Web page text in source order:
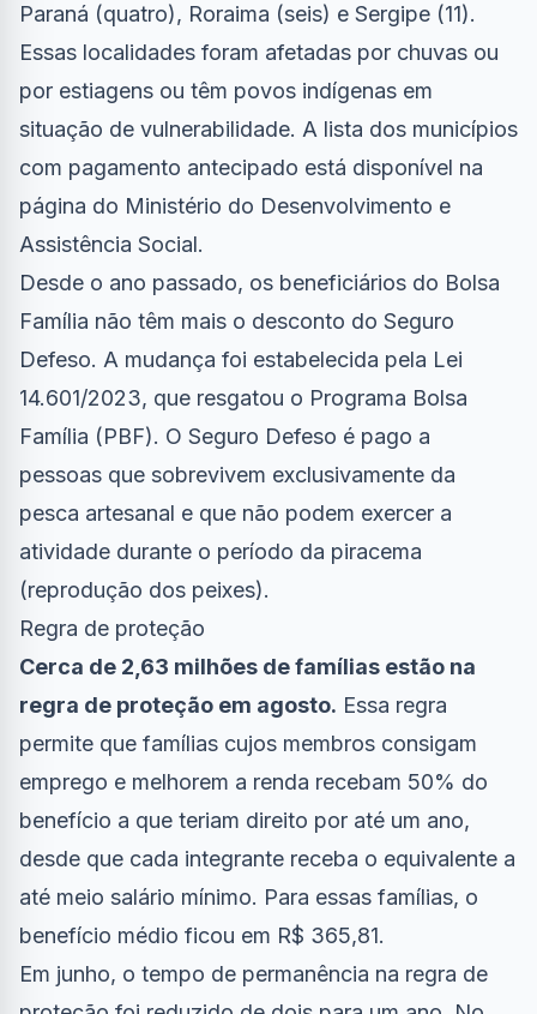
Paraná (quatro), Roraima (seis) e Sergipe (11).
Essas localidades foram afetadas por chuvas ou
por estiagens ou têm povos indígenas em
situação de vulnerabilidade. A lista dos municípios
com pagamento antecipado está disponível na
página do Ministério do Desenvolvimento e
Assistência Social.
Desde o ano passado, os beneficiários do Bolsa
Família não têm mais o desconto do Seguro
Defeso. A mudança foi estabelecida pela Lei
14.601/2023, que resgatou o Programa Bolsa
Família (PBF). O Seguro Defeso é pago a
pessoas que sobrevivem exclusivamente da
pesca artesanal e que não podem exercer a
atividade durante o período da piracema
(reprodução dos peixes).
Regra de proteção
Cerca de 2,63 milhões de famílias estão na
regra de proteção em agosto. Essa regra
permite que famílias cujos membros consigam
emprego e melhorem a renda recebam 50% do
benefício a que teriam direito por até um ano,
desde que cada integrante receba o equivalente a
até meio salário mínimo. Para essas famílias, o
benefício médio ficou em R$ 365,81.
Em junho, o tempo de permanência na regra de